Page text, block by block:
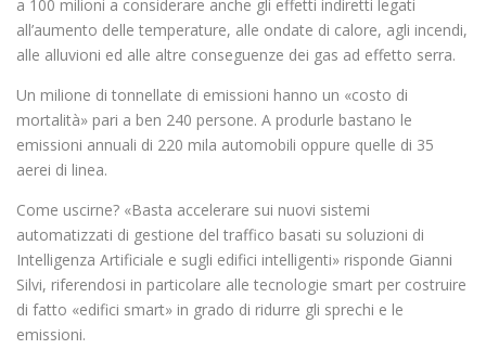
a 100 milioni a considerare anche gli effetti indiretti legati
all’aumento delle temperature, alle ondate di calore, agli incendi,
alle alluvioni ed alle altre conseguenze dei gas ad effetto serra.
Un milione di tonnellate di emissioni hanno un «costo di
mortalità» pari a ben 240 persone. A produrle bastano le
emissioni annuali di 220 mila automobili oppure quelle di 35
aerei di linea.
Come uscirne? «Basta accelerare sui nuovi sistemi
automatizzati di gestione del traffico basati su soluzioni di
Intelligenza Artificiale e sugli edifici intelligenti» risponde Gianni
Silvi, riferendosi in particolare alle tecnologie smart per costruire
di fatto «edifici smart» in grado di ridurre gli sprechi e le
emissioni.